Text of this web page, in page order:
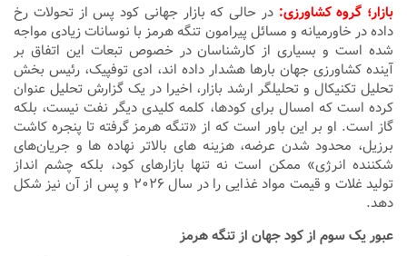
بازار؛ گروه کشاورزی: در حالی که بازار جهانی کود پس از تحولات رخ
داده در خاورمیانه و مسائل پیرامون تنگه هرمز با نوسانات زیادی مواجه
شده است و بسیاری از کارشناسان در خصوص تبعات این اتفاق بر
آینده کشاورزی جهان بارها هشدار داده اند، ادی توفپیک، رئیس بخش
تحلیل تکنیکال و تحلیلگر ارشد بازار، اخیرا در یک گزارش تحلیل عنوان
کرده است که امسال برای کودها، کلمه کلیدی دیگر نفت نیست، بلکه
گاز است. او بر این باور است که از «تنگه هرمز گرفته تا پنجره کاشت
برزیل، محدود شدن عرضه، هزینه‌ های بالاتر نهاده‌ ها و جریان‌های
شکننده انرژی» ممکن است نه تنها بازارهای کود، بلکه چشم‌ انداز
تولید غلات و قیمت مواد غذایی را در سال ۲۰۲۶ و پس از آن نیز شکل
دهد.
عبور یک سوم از کود جهان از تنگه هرمز